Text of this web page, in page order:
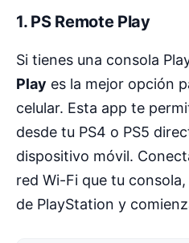
1. PS Remote Play
Si tienes una consola
Play es la mejor opción
celular. Esta app te
desde tu PS4 o PS5
dispositivo móvil.
red Wi-Fi que tu
de PlayStation y